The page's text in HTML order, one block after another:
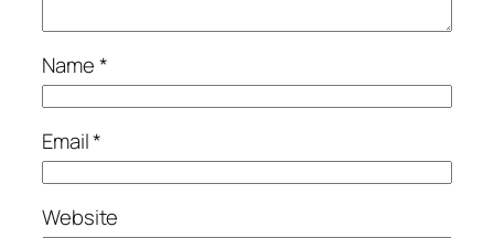
Name*
Email*
Website